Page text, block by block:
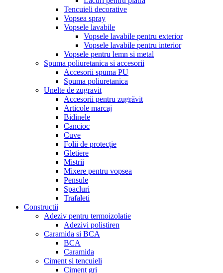
Tencuieli decorative
Vopsea spray
Vopsele lavabile
Vopsele lavabile pentru exterior
Vopsele lavabile pentru interior
Vopsele pentru lemn si metal
Spuma poliuretanica si accesorii
Accesorii spuma PU
Spuma poliuretanica
Unelte de zugravit
Accesorii pentru zugrăvit
Articole marcaj
Bidinele
Cancioc
Cuve
Folii de protecție
Gletiere
Mistrii
Mixere pentru vopsea
Pensule
Spacluri
Trafaleti
Constructii
Adeziv pentru termoizolatie
Adezivi polistiren
Caramida si BCA
BCA
Caramida
Ciment si tencuieli
Ciment gri